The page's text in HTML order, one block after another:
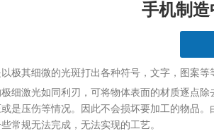
手机制造
以极其细微的光斑打出各种符号，文字，图案
激光如同利刃，可将物体表面的材质逐点除
是压伤等情况。因此不会损坏要加工的物品
常规无法完成，无法实现的工艺。